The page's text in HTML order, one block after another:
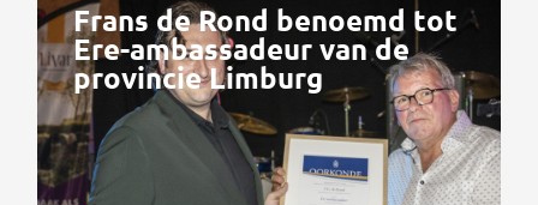
Frans de Rond benoemd tot
Ere-ambassadeur van de
provincie Limburg